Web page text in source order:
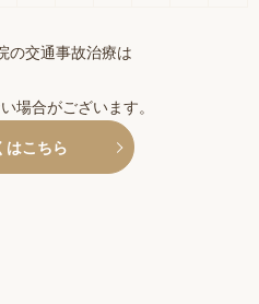
の交通事故治療は
場合がございます。
はこちら